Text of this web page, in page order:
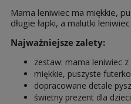
Mama leniwiec ma miękkie,
długie łapki, a malutki
Najważniejsze zalety:
zestaw: mama leniwiec
miękkie, puszyste
dopracowane detale
świetny prezent dla